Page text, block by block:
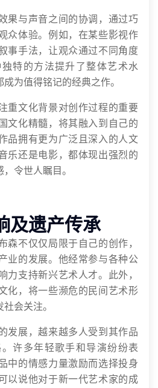
果与声音之间的协调，通过巧
众体验。例如，在某些影视作
事手法，让观众通过不同角度
特的方法提升了整体艺术水
为值得铭记的经典之作。
重文化背景对创作过程的重要
文化精髓，将其融入到自己的
品拥有更为广泛且深入的人文
乐还是电影，都体现出强烈的
令世人瞩目。
及遗产传承
森不仅仅局限于自己的创作，
业的发展。他经常参与各种公
力支持新兴艺术人才。此外，
化，将一些濒危的民间艺术形
会关注。
发展，越来越多人受到其作品
许多年轻歌手和导演纷纷表
中的情感力量激励而选择投身
以说他对于新一代艺术家的成